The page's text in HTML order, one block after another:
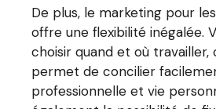
De plus, le marketing pour
offre une flexibilité inégalée.
choisir quand et où travailler,
permet de concilier
professionnelle et vie